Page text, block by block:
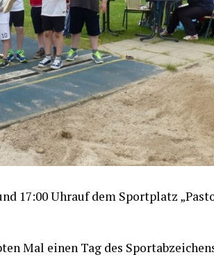
17:00 Uhr­auf dem Sport­platz
Mal einen Tag des